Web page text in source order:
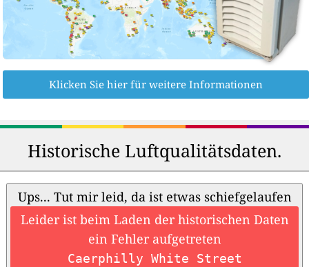
Klicken Sie hier für weitere Informationen
Historische Luftqualitätsdaten.
Ups... Tut mir leid, da ist etwas schiefgelaufen
Leider ist beim Laden der historischen Daten
ein Fehler aufgetreten
Caerphilly White Street